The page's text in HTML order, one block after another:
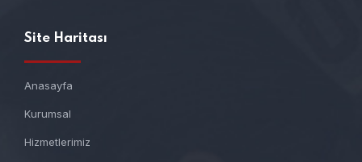
Site Haritası
Anasayfa
Kurumsal
Hizmetlerimiz